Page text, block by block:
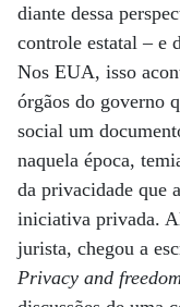
diante dessa
controle estatal – e
Nos EUA, isso
órgãos do governo
social um
naquela época,
da privacidade que
iniciativa privada.
jurista, chegou a
Privacy and freedom